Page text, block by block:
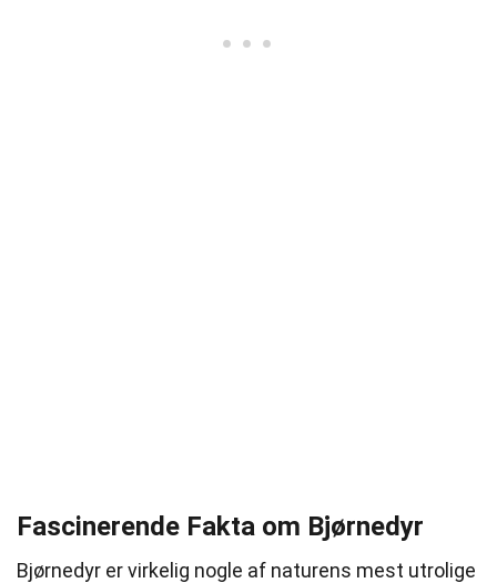
Fascinerende Fakta om Bjørnedyr
Bjørnedyr er virkelig nogle af naturens mest utrolige